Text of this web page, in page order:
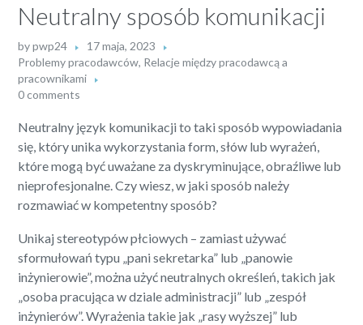
Neutralny sposób komunikacji
bypwp24
17 maja, 2023
Problemy pracodawców, Relacje między pracodawcą a
pracownikami
0 comments
Neutralny język komunikacji to taki sposób wypowiadania
się, który unika wykorzystania form, słów lub wyrażeń,
które mogą być uważane za dyskryminujące, obraźliwe lub
nieprofesjonalne. Czy wiesz, w jaki sposób należy
rozmawiać w kompetentny sposób?
Unikaj stereotypów płciowych – zamiast używać
sformułowań typu „pani sekretarka” lub „panowie
inżynierowie”, można użyć neutralnych określeń, takich jak
„osoba pracująca w dziale administracji” lub „zespół
inżynierów”. Wyrażenia takie jak „rasy wyższej” lub